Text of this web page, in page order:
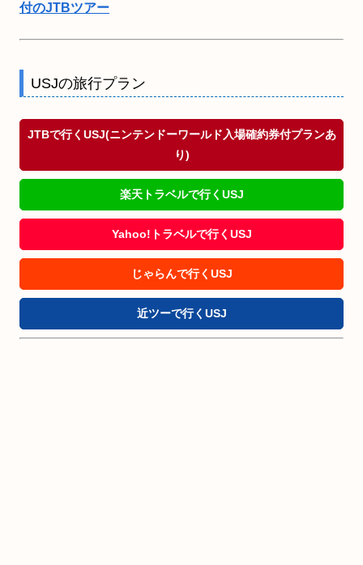
付のJTBツアー
USJの旅行プラン
JTBで行くUSJ(ニンテンドーワールド入場確約券付プランあ
り)
楽天トラベルで行くUSJ
Yahoo!トラベルで行くUSJ
じゃらんで行くUSJ
近ツーで行くUSJ